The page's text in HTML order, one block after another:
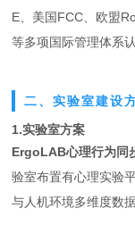
E、美国FCC、欧盟
等多项国际管理体系认
二、实验室建设
1.实验室方案
ErgoLAB心理行为同
验室布置有心理实验
与人机环境多维度数